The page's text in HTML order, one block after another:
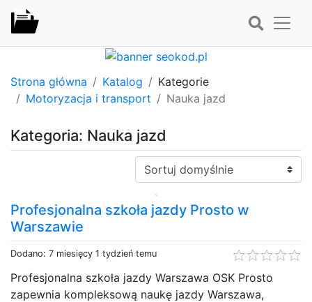
Strona główna Katalog
Kategorie
Motoryzacja i transport
Nauka jazd
Kategoria: Nauka jazd
Sortuj:
Profesjonalna szkoła jazdy Prosto w
Warszawie
Dodano: 7 miesięcy 1 tydzień temu
Profesjonalna szkoła jazdy Warszawa OSK Prosto
zapewnia kompleksową naukę jazdy Warszawa,